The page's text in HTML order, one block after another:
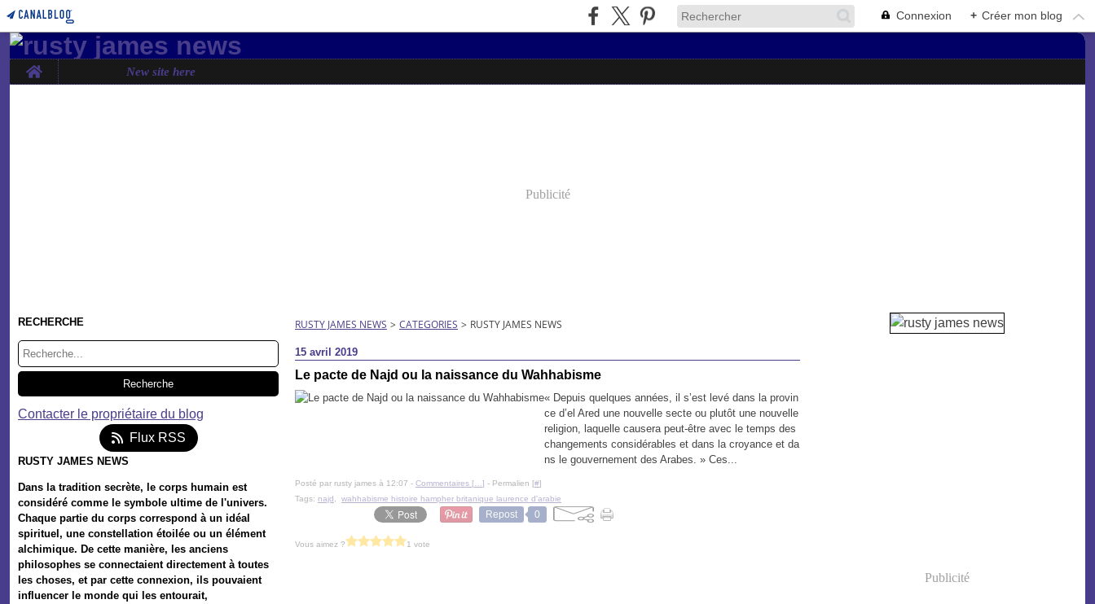
Connexion + Créer mon blog
Home New site here
Publicité
RECHERCHE
Contacter le propriétaire du blog
Flux RSS
RUSTY JAMES NEWS
Dans la tradition secrète, le corps humain est
considéré comme le symbole ultime de l'univers.
Chaque partie du corps correspond à un idéal
spirituel, une constellation étoilée ou un élément
alchimique. De cette manière, les anciens
philosophes se connectaient directement à toutes
les choses, et par cette connexion, ils pouvaient
influencer le monde qui les entourait,
RUSTY JAMES NEWS > CATEGORIES > RUSTY JAMES NEWS
15 avril 2019
Le pacte de Najd ou la naissance du Wahhabisme
« Depuis quelques années, il s’est levé dans la provin
ce d’el Ared une nouvelle secte ou plutôt une nouvelle
religion, laquelle causera peut-être avec le temps des
changements considérables et dans la croyance et da
ns le gouvernement des Arabes. » Ces...
Posté par rusty james à 12:07 - Commentaires [ ] - Permalien [#]
Tags: najd wahhabisme histoire hampher britanique laurence d'arabie
Repost 0
Vous aimez ? 1 vote
Publicité